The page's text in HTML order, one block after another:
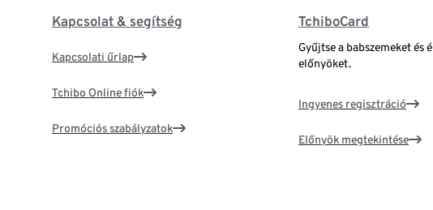
Kapcsolat & segítség
Kapcsolati űrlap
Tchibo Online fiók
Promóciós szabályzatok
TchiboCard
Gyűjtse a babszemeket és
előnyöket.
Ingyenes regisztráció
Előnyök megtekintése